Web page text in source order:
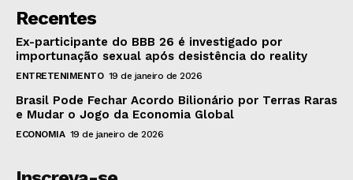
Recentes
Ex-participante do BBB 26 é investigado por
importunação sexual após desistência do reality
ENTRETENIMENTO 19 de janeiro de 2026
Brasil Pode Fechar Acordo Bilionário por Terras Raras
e Mudar o Jogo da Economia Global
ECONOMIA 19 de janeiro de 2026